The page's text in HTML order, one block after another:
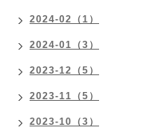
2024-02（1）
2024-01（3）
2023-12（5）
2023-11（5）
2023-10（3）